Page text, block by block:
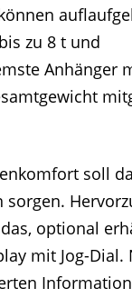
zu 8 t und
Anhänger
soll
sorgen.
optional
mit Jog-Dial.